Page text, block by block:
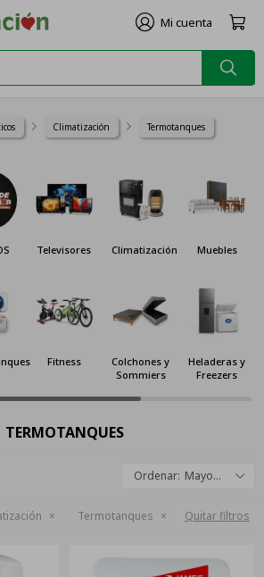
Climatización Termotanques
Climatización Muebles
Cocinas y
Colchones y
Heladeras y
Freezers
Celulares
TERMOTANQUES
Mayor descuento
Termotanques Quitar filtros